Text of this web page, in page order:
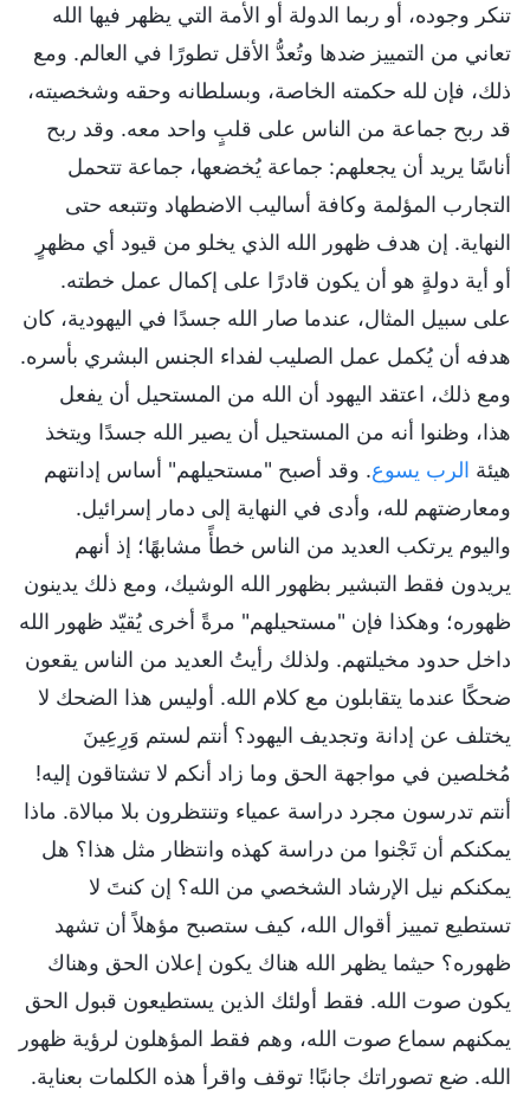
تنكر وجوده، أو ربما الدولة أو الأمة التي يظهر فيها الله
تعاني من التمييز ضدها وتُعدُّ الأقل تطورًا في العالم. ومع
ذلك، فإن لله حكمته الخاصة، وبسلطانه وحقه وشخصيته،
قد ربح جماعة من الناس على قلبٍ واحد معه. وقد ربح
أناسًا يريد أن يجعلهم: جماعة يُخضعها، جماعة تتحمل
التجارب المؤلمة وكافة أساليب الاضطهاد وتتبعه حتى
النهاية. إن هدف ظهور الله الذي يخلو من قيود أي مظهرٍ
أو أية دولةٍ هو أن يكون قادرًا على إكمال عمل خطته.
على سبيل المثال، عندما صار الله جسدًا في اليهودية، كان
هدفه أن يُكمل عمل الصليب لفداء الجنس البشري بأسره.
ومع ذلك، اعتقد اليهود أن الله من المستحيل أن يفعل
هذا، وظنوا أنه من المستحيل أن يصير الله جسدًا ويتخذ
هيئة الرب يسوع. وقد أصبح "مستحيلهم" أساس إدانتهم
ومعارضتهم لله، وأدى في النهاية إلى دمار إسرائيل.
واليوم يرتكب العديد من الناس خطأً مشابهًا؛ إذ أنهم
يريدون فقط التبشير بظهور الله الوشيك، ومع ذلك يدينون
ظهوره؛ وهكذا فإن "مستحيلهم" مرةً أخرى يُقيّد ظهور الله
داخل حدود مخيلتهم. ولذلك رأيتُ العديد من الناس يقعون
ضحكًا عندما يتقابلون مع كلام الله. أوليس هذا الضحك لا
يختلف عن إدانة وتجديف اليهود؟ أنتم لستم وَرِعِينَ
مُخلصين في مواجهة الحق وما زاد أنكم لا تشتاقون إليه!
أنتم تدرسون مجرد دراسة عمياء وتنتظرون بلا مبالاة. ماذا
يمكنكم أن تَجْنوا من دراسة كهذه وانتظار مثل هذا؟ هل
يمكنكم نيل الإرشاد الشخصي من الله؟ إن كنتَ لا
تستطيع تمييز أقوال الله، كيف ستصبح مؤهلاً أن تشهد
ظهوره؟ حيثما يظهر الله هناك يكون إعلان الحق وهناك
يكون صوت الله. فقط أولئك الذين يستطيعون قبول الحق
يمكنهم سماع صوت الله، وهم فقط المؤهلون لرؤية ظهور
الله. ضع تصوراتك جانبًا! توقف واقرأ هذه الكلمات بعناية.